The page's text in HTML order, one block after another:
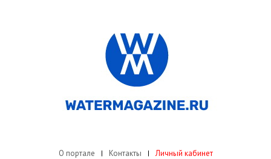
О портале Контакты Личный кабинет